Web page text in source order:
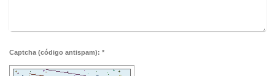
Captcha (código antispam): *